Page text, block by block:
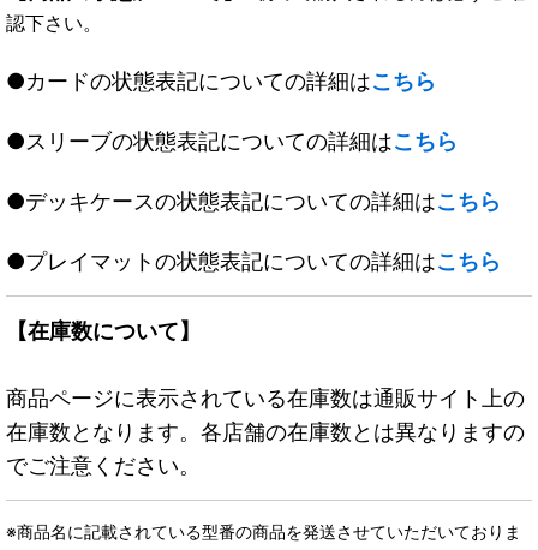
認下さい。
●カードの状態表記についての詳細はこちら
●スリーブの状態表記についての詳細はこちら
●デッキケースの状態表記についての詳細はこちら
●プレイマットの状態表記についての詳細はこちら
【在庫数について】
商品ページに表示されている在庫数は通販サイト上の
在庫数となります。各店舗の在庫数とは異なりますの
でご注意ください。
※商品名に記載されている型番の商品を発送させていただいておりま